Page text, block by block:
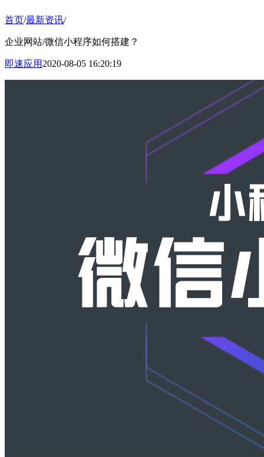
首页/最新资讯/
企业网站/微信小程序如何搭建？
即速应用 2020-08-05 16:20:19